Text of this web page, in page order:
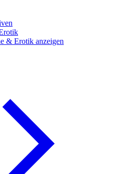
& Erotik anzeigen